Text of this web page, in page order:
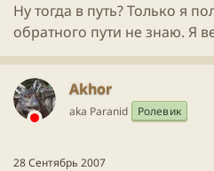
Ну тогда в путь? Только я
обратного пути не знаю. Я
Akhor
aka Paranid Ролевик
28 Сентябрь 2007